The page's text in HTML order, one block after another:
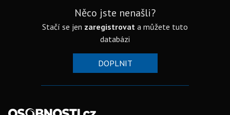
Něco jste nenašli?
Stačí se jen zaregistrovat a můžete tuto
databázi
DOPLNIT